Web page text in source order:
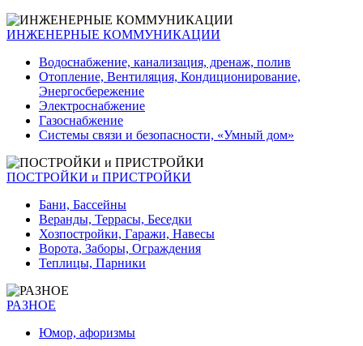
ИНЖЕНЕРНЫЕ КОММУНИКАЦИИ
Водоснабжение, канализация, дренаж, полив
Отопление, Вентиляция, Кондиционирование,
Энергосбережение
Электроснабжение
Газоснабжение
Системы связи и безопасности, «Умный дом»
ПОСТРОЙКИ и ПРИСТРОЙКИ
Бани, Бассейны
Веранды, Террасы, Беседки
Хозпостройки, Гаражи, Навесы
Ворота, Заборы, Ограждения
Теплицы, Парники
РАЗНОЕ
Юмор, афоризмы